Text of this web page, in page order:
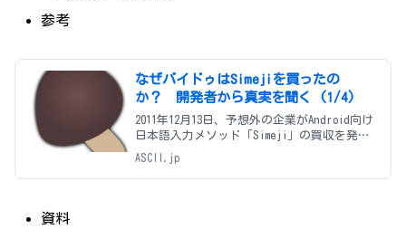
参考
なぜバイドゥはSimejiを買ったの
か？ 開発者から真実を聞く (1/4)
2011年12月13日、予想外の企業がAndroid向け
日本語入力メソッド「Simeji」の買収を発表
した。Simejiの開発者が買収されようと思っ
たきっかけは一体何だったのか。そして日本
でもあまり内部の様子が聞こえてこない百度
ASCII.jp
資料